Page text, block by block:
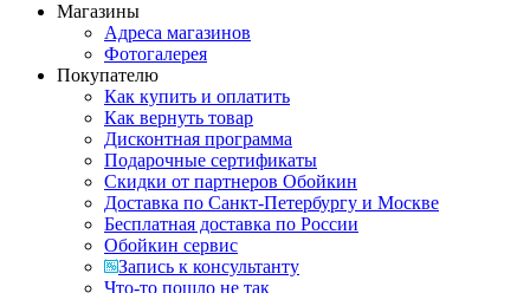
Магазины
Адреса магазинов
Фотогалерея
Покупателю
Как купить и оплатить
Как вернуть товар
Дисконтная программа
Подарочные сертификаты
Скидки от партнеров Обойкин
Доставка по Санкт-Петербургу и Москве
Бесплатная доставка по России
Обойкин сервис
Запись к консультанту
Что-то пошло не так